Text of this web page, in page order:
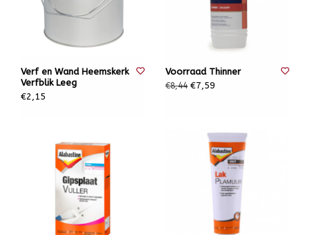
Verf en Wand Heemskerk
Verfblik Leeg
€2,15
Voorraad Thinner
€8,44 €7,59